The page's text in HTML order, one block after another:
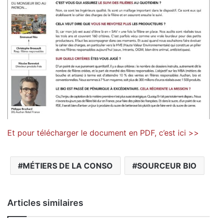
Et pour télécharger le document en PDF, c’est ici >>
MÉTIERS DE LA CONSO SOURCEUR BIO
Articles similaires